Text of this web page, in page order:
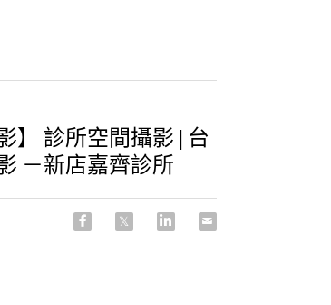
】 診所空間攝影 | 台
－新店嘉齊診所